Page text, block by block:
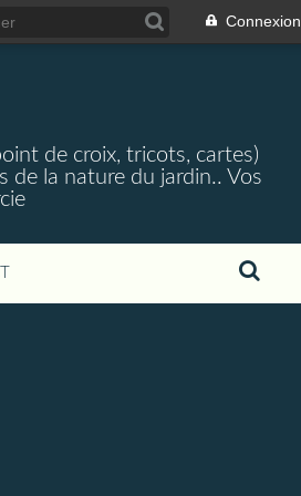
Connexion
de croix, tricots, cartes)
de la nature du jardin.. Vos